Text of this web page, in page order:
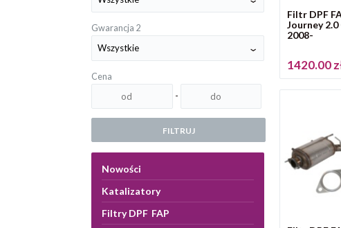
Gwarancja 2
Cena
-
FILTRUJ
Nowości
Katalizatory
Filtry DPF FAP
Filtr DPF
Journey 2.0
2008-
1420.00